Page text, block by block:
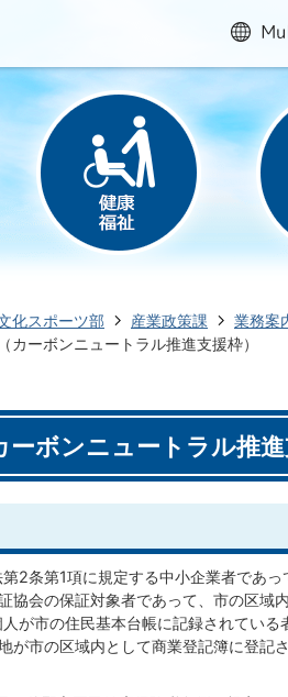
化スポーツ部 産業政策課 業務案
カーボンニュートラル推進支援枠）
ボンニュートラル推進
2条第1項に規定する中小企業者であっ
協会の保証対象者であって、市の区域
が市の住民基本台帳に記録されている
が市の区域内として商業登記簿に登記